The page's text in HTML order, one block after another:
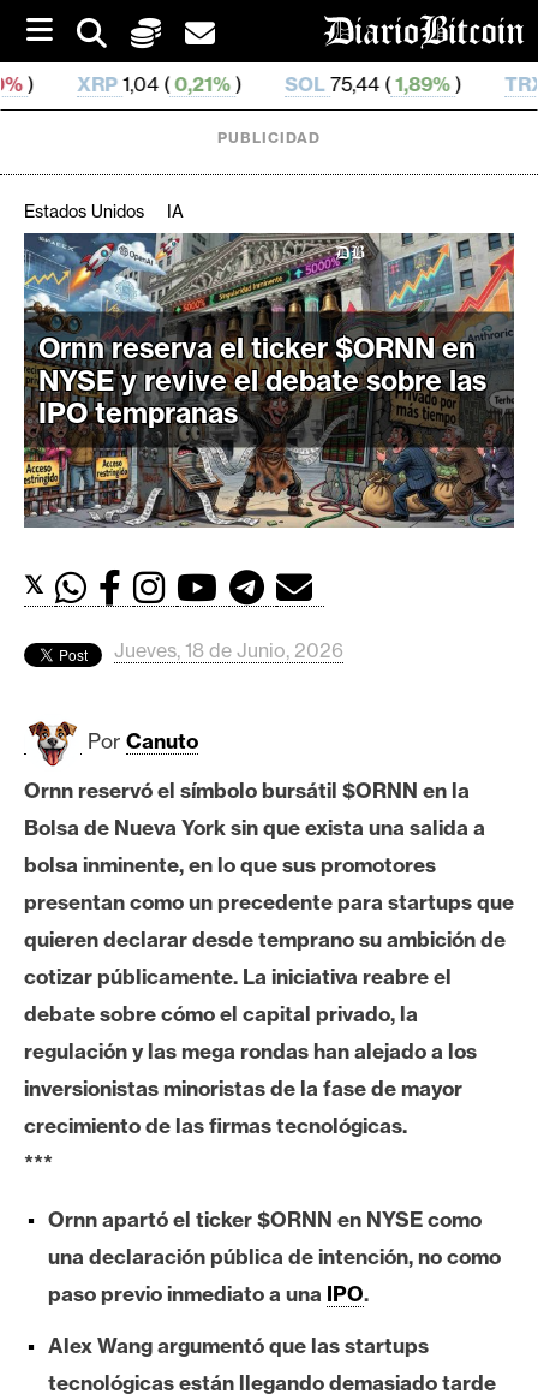
i
p
t
o
SOL75,44 (1,89% ) TRX0,328 732 ( 0,3%
C
r
i
p
t
o
M
e
r
d
s
B
t
c
o
i
E
e
r
m
I
A
PUBLICIDAD
Estados Unidos IA
Ornn reserva el ticker $ORNN en
NYSE y revive el debate sobre las
IPO tempranas
𝕏
Jueves, 18 de Junio, 2026
Por Canuto
Ornn reservó el símbolo bursátil $ORNN en la
Bolsa de Nueva York sin que exista una salida a
bolsa inminente, en lo que sus promotores
presentan como un precedente para startups que
quieren declarar desde temprano su ambición de
cotizar públicamente. La iniciativa reabre el
debate sobre cómo el capital privado, la
regulación y las mega rondas han alejado a los
inversionistas minoristas de la fase de mayor
crecimiento de las firmas tecnológicas.
***
Ornn apartó el ticker $ORNN en NYSE como
una declaración pública de intención, no como
paso previo inmediato a una IPO.
Alex Wang argumentó que las startups
tecnológicas están llegando demasiado tarde